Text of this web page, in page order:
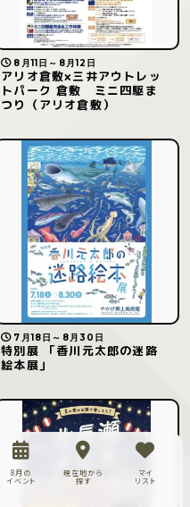
8月11日～8月12日
アリオ倉敷×三井アウトレッ
トパーク 倉敷 ミニ四駆ま
つり（アリオ倉敷）
7月18日～8月30日
特別展 「香川元太郎の迷路
絵本展」
8月の
イベント
現在地から
探す
マイ
リスト